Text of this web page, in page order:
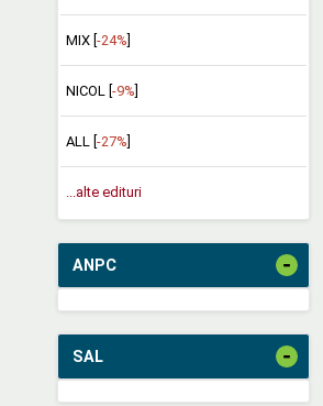
MIX [ -24%
NICOL [ -9%
ALL [ -27%
...alte edituri
ANPC -
SAL -